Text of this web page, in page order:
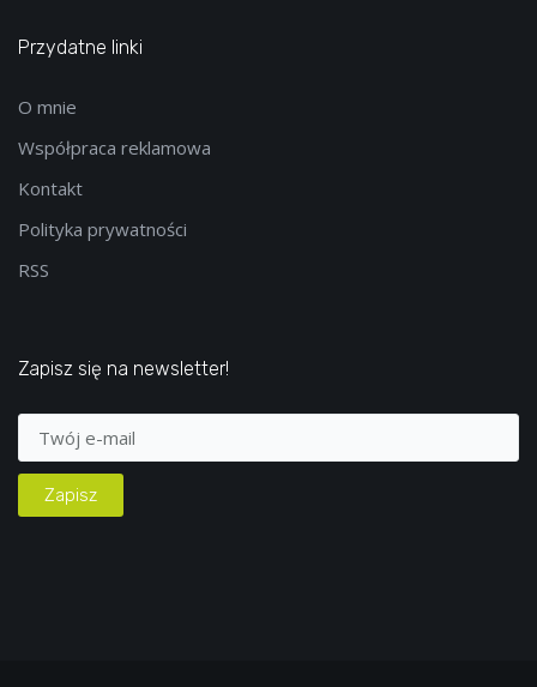
Przydatne linki
O mnie
Współpraca reklamowa
Kontakt
Polityka prywatności
RSS
Zapisz się na newsletter!